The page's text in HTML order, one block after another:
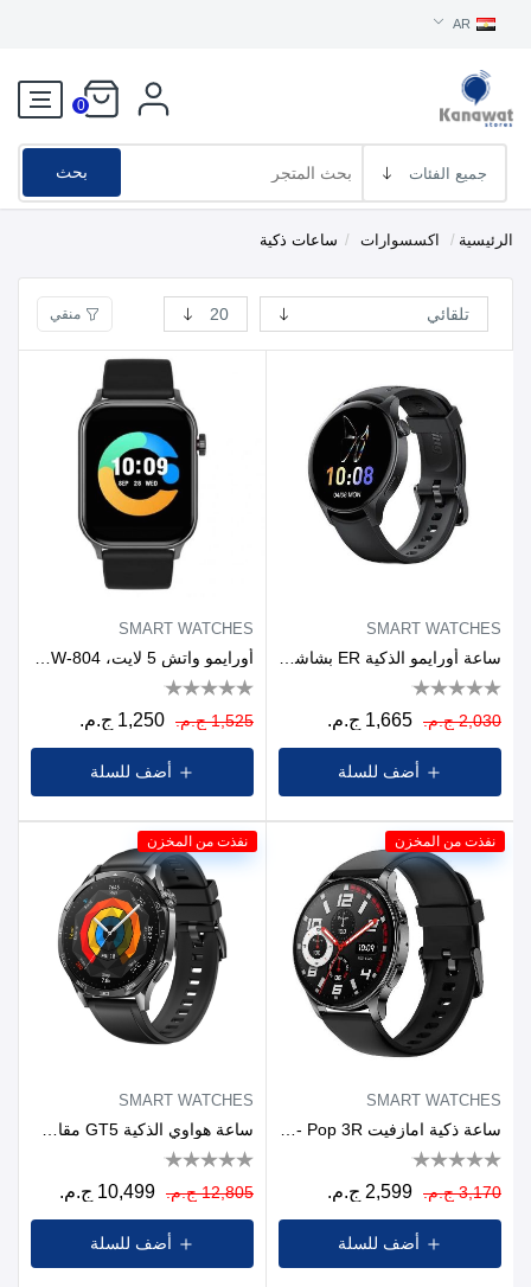
AR
0
بحث
الرئيسية / اكسسوارات / ساعات ذكية
منقي
SMART WATCHES
2,030 ج.م. 1,665 ج.م.
أضف للسلة
SMART WATCHES
1,525 ج.م. 1,250 ج.م.
أضف للسلة
نفذت من المخزن
SMART WATCHES
3,170 ج.م. 2,599 ج.م.
أضف للسلة
نفذت من المخزن
SMART WATCHES
12,805 ج.م. 10,499 ج.م.
أضف للسلة